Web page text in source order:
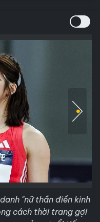
"nữ thần điền kinh
cách thời trang gợi